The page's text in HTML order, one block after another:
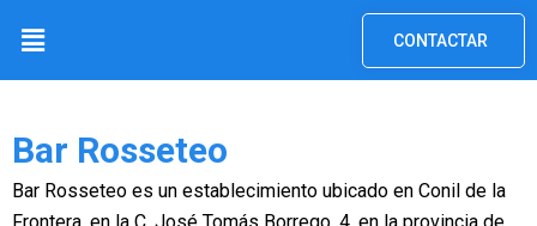
contenido
Menú CONTACTAR
Bar Rosseteo
Bar Rosseteo es un establecimiento ubicado en Conil de la